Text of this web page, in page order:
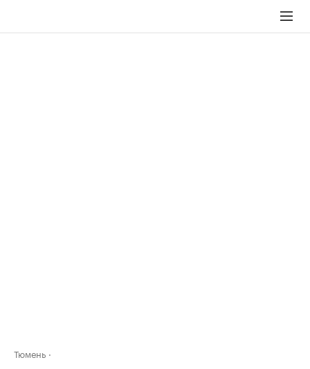
Тюмень